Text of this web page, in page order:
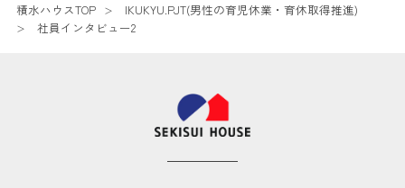
積水ハウスTOP
IKUKYU.PJT(男性の育児休業・育休取得推進)
社員インタビュー2